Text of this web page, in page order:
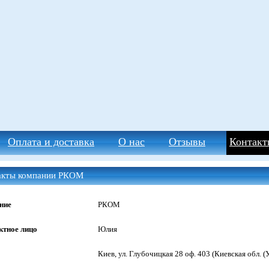
Оплата и доставка О нас Отзывы
компании РКОМ
РКОМ
лицо Юлия
Киев, ул. Глубочицкая 28 оф. 403 (Киевская обл.